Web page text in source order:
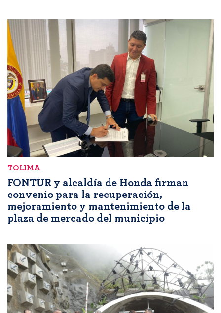
TOLIMA
FONTUR y alcaldía de Honda firman
convenio para la recuperación,
mejoramiento y mantenimiento de la
plaza de mercado del municipio